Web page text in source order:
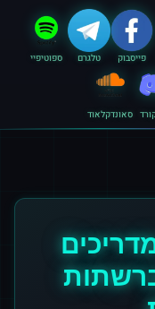
פייסבוק טלגרם ספוטיפיי
סאונדקלאוד